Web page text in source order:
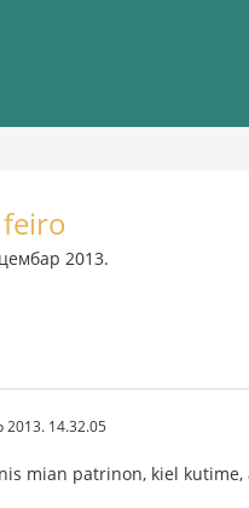
2013.
2013. 14.32.05
mian patrinon, kiel